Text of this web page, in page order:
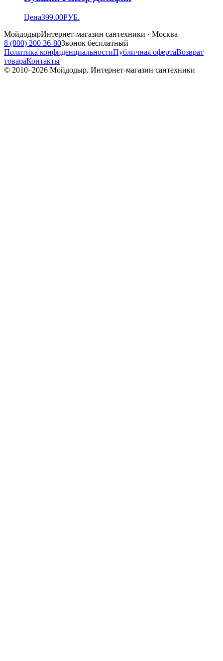
Цена399.00РУБ.
МойдодырИнтернет-магазин сантехники · Москва
8 (800) 200 36-80Звонок бесплатный
Политика конфиденциальностиПубличная офертаВозврат
товараКонтакты
© 2010–2026 Мойдодыр. Интернет-магазин сантехники